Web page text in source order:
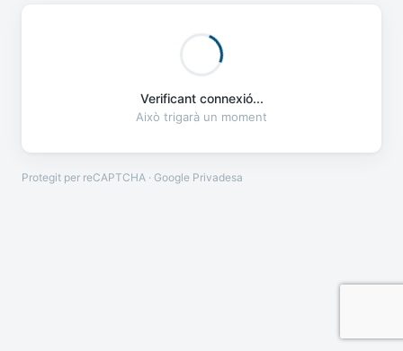
Verificant connexió...
Això trigarà un moment
Protegit per reCAPTCHA · Google Privadesa